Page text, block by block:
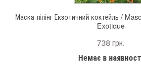
Маска-пілінг Екзотичний коктейль /
Exotique
738 грн.
Немає в